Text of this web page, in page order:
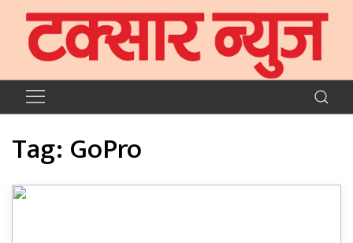
Tag: GoPro